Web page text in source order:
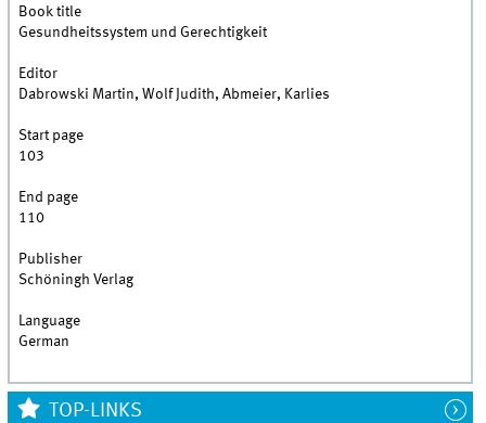
Book title
Gesundheitssystem und Gerechtigkeit
Editor
Dabrowski Martin, Wolf Judith, Abmeier, Karlies
Start page
103
End page
110
Publisher
Schöningh Verlag
Language
German
TOP-LINKS